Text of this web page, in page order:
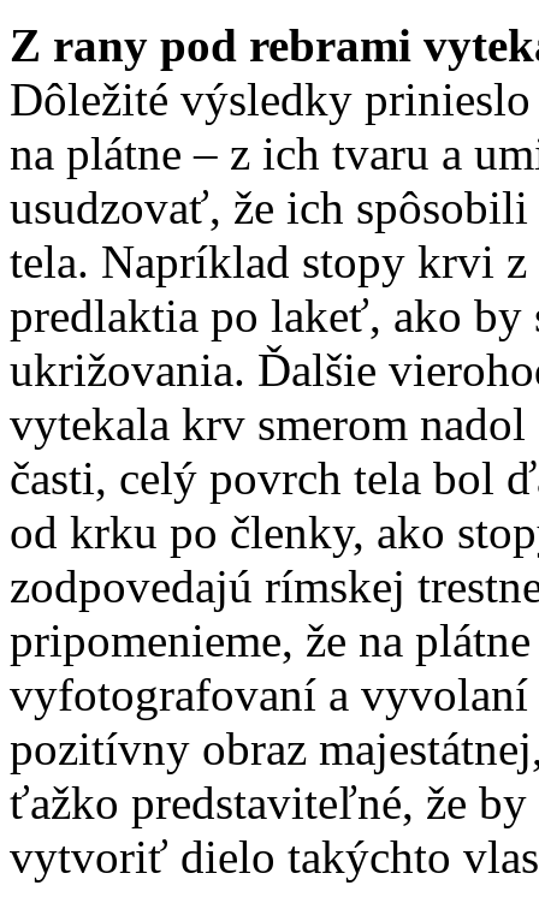
Z rany pod rebrami
Dôležité výsledky
na plátne – z ich tvaru a
usudzovať, že ich
tela. Napríklad stopy krvi z
predlaktia po lakeť, ako by
ukrižovania. Ďalšie
vytekala krv smerom
časti, celý povrch tela bol
od krku po členky, ako
zodpovedajú rímskej
pripomenieme, že na
vyfotografovaní a
pozitívny obraz
ťažko predstaviteľné, že
vytvoriť dielo takýchto